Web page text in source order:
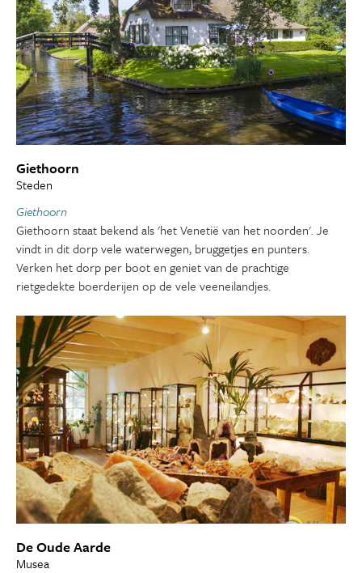
Giethoorn
Steden
Giethoorn
Giethoorn staat bekend als 'het Venetië van het noorden'. Je
vindt in dit dorp vele waterwegen, bruggetjes en punters.
Verken het dorp per boot en geniet van de prachtige
rietgedekte boerderijen op de vele veeneilandjes.
De Oude Aarde
Musea